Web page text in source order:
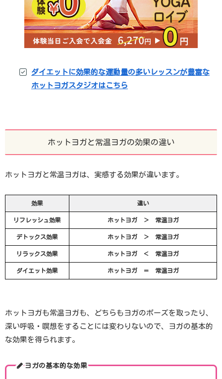
ダイエットに効果的な運動量の多いレッスンが豊富な
ホットヨガスタジオはこちら
ホットヨガと常温ヨガの効果の違い
ホットヨガと常温ヨガは、実感する効果が違います。
効果 違い
リフレッシュ効果 ホットヨガ ＞ 常温ヨガ
デトックス効果 ホットヨガ ＞ 常温ヨガ
リラックス効果 ホットヨガ ＜ 常温ヨガ
ダイエット効果 ホットヨガ ＝ 常温ヨガ
ホットヨガも常温ヨガも、どちらもヨガのポーズを取ったり、
深い呼吸・瞑想をすることには変わりないので、ヨガの基本的
な効果を得られます。
ヨガの基本的な効果